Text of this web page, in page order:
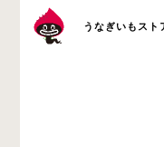
うなぎいもスト